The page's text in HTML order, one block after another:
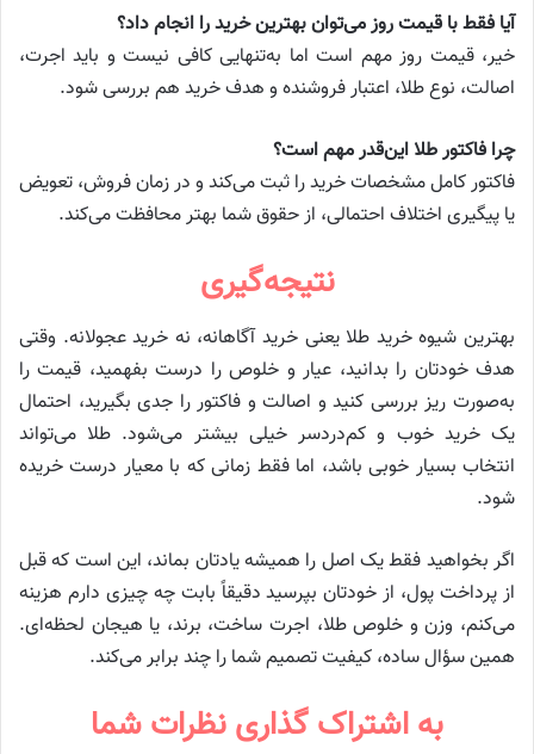
آیا فقط با قیمت روز می‌توان بهترین خرید را انجام داد؟
خیر، قیمت روز مهم است اما به‌تنهایی کافی نیست و باید اجرت،
اصالت، نوع طلا، اعتبار فروشنده و هدف خرید هم بررسی شود.
چرا فاکتور طلا این‌قدر مهم است؟
فاکتور کامل مشخصات خرید را ثبت می‌کند و در زمان فروش، تعویض
یا پیگیری اختلاف احتمالی، از حقوق شما بهتر محافظت می‌کند.
نتیجه‌گیری
بهترین شیوه خرید طلا یعنی خرید آگاهانه، نه خرید عجولانه. وقتی
هدف خودتان را بدانید، عیار و خلوص را درست بفهمید، قیمت را
به‌صورت ریز بررسی کنید و اصالت و فاکتور را جدی بگیرید، احتمال
یک خرید خوب و کم‌دردسر خیلی بیشتر می‌شود. طلا می‌تواند
انتخاب بسیار خوبی باشد، اما فقط زمانی که با معیار درست خریده
شود.
اگر بخواهید فقط یک اصل را همیشه یادتان بماند، این است که قبل
از پرداخت پول، از خودتان بپرسید دقیقاً بابت چه چیزی دارم هزینه
می‌کنم، وزن و خلوص طلا، اجرت ساخت، برند، یا هیجان لحظه‌ای.
همین سؤال ساده، کیفیت تصمیم شما را چند برابر می‌کند.
به اشتراک گذاری نظرات شما